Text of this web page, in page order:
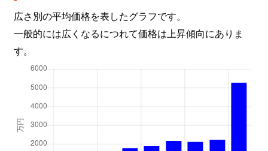
広さ別の平均価格を表したグラフです。
一般的には広くなるにつれて価格は上昇傾向にありま
す。